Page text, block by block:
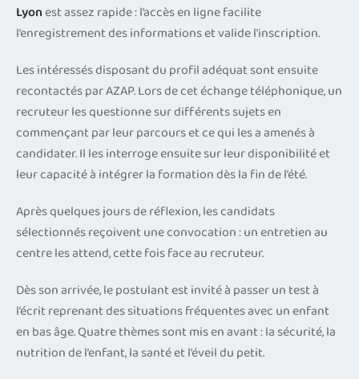
Lyonest assez rapide : l’accès en ligne facilite
l’enregistrement des informations et valide l’inscription.
Les intéressés disposant du profil adéquat sont ensuite
recontactés par AZAP. Lors de cet échange téléphonique, un
recruteur les questionne sur différents sujets en
commençant par leur parcours et ce qui les a amenés à
candidater. Il les interroge ensuite sur leur disponibilité et
leur capacité à intégrer la formation dès la fin de l’été.
Après quelques jours de réflexion, les candidats
sélectionnés reçoivent une convocation : un entretien au
centre les attend, cette fois face au recruteur.
Dès son arrivée, le postulant est invité à passer un test à
l’écrit reprenant des situations fréquentes avec un enfant
en bas âge. Quatre thèmes sont mis en avant : la sécurité, la
nutrition de l’enfant, la santé et l’éveil du petit.